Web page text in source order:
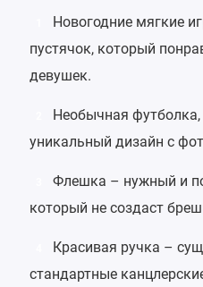
Новогодние мягкие
пустячок, который
девушек.
Необычная футболка
уникальный дизайн с
Флешка – нужный и
который не создаст
Красивая ручка –
стандартные